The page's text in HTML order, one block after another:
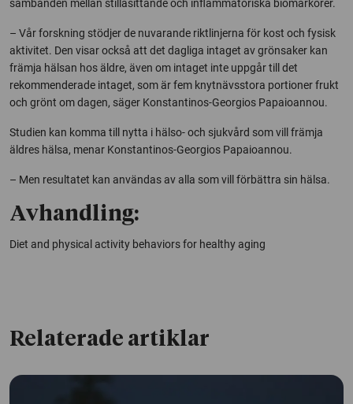
sambanden mellan stillasittande och inflammatoriska biomarkörer.
– Vår forskning stödjer de nuvarande riktlinjerna för kost och fysisk
aktivitet. Den visar också att det dagliga intaget av grönsaker kan
främja hälsan hos äldre, även om intaget inte uppgår till det
rekommenderade intaget, som är fem knytnävsstora portioner frukt
och grönt om dagen, säger Konstantinos-Georgios Papaioannou.
Studien kan komma till nytta i hälso- och sjukvård som vill främja
äldres hälsa, menar Konstantinos-Georgios Papaioannou.
– Men resultatet kan användas av alla som vill förbättra sin hälsa.
Avhandling:
Diet and physical activity behaviors for healthy aging
Relaterade artiklar